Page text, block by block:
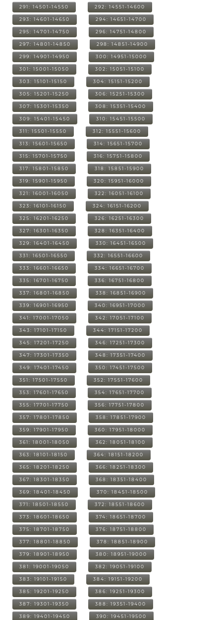
291: 14501-14550 292: 14551-14600
293: 14601-14650 294: 14651-14700
295: 14701-14750 296: 14751-14800
297: 14801-14850 298: 14851-14900
299: 14901-14950 300: 14951-15000
301: 15001-15050 302: 15051-15100
303: 15101-15150 304: 15151-15200
305: 15201-15250 306: 15251-15300
307: 15301-15350 308: 15351-15400
309: 15401-15450 310: 15451-15500
311: 15501-15550 312: 15551-15600
313: 15601-15650 314: 15651-15700
315: 15701-15750 316: 15751-15800
317: 15801-15850 318: 15851-15900
319: 15901-15950 320: 15951-16000
321: 16001-16050 322: 16051-16100
323: 16101-16150 324: 16151-16200
325: 16201-16250 326: 16251-16300
327: 16301-16350 328: 16351-16400
329: 16401-16450 330: 16451-16500
331: 16501-16550 332: 16551-16600
333: 16601-16650 334: 16651-16700
335: 16701-16750 336: 16751-16800
337: 16801-16850 338: 16851-16900
339: 16901-16950 340: 16951-17000
341: 17001-17050 342: 17051-17100
343: 17101-17150 344: 17151-17200
345: 17201-17250 346: 17251-17300
347: 17301-17350 348: 17351-17400
349: 17401-17450 350: 17451-17500
351: 17501-17550 352: 17551-17600
353: 17601-17650 354: 17651-17700
355: 17701-17750 356: 17751-17800
357: 17801-17850 358: 17851-17900
359: 17901-17950 360: 17951-18000
361: 18001-18050 362: 18051-18100
363: 18101-18150 364: 18151-18200
365: 18201-18250 366: 18251-18300
367: 18301-18350 368: 18351-18400
369: 18401-18450 370: 18451-18500
371: 18501-18550 372: 18551-18600
373: 18601-18650 374: 18651-18700
375: 18701-18750 376: 18751-18800
377: 18801-18850 378: 18851-18900
379: 18901-18950 380: 18951-19000
381: 19001-19050 382: 19051-19100
383: 19101-19150 384: 19151-19200
385: 19201-19250 386: 19251-19300
387: 19301-19350 388: 19351-19400
389: 19401-19450 390: 19451-19500